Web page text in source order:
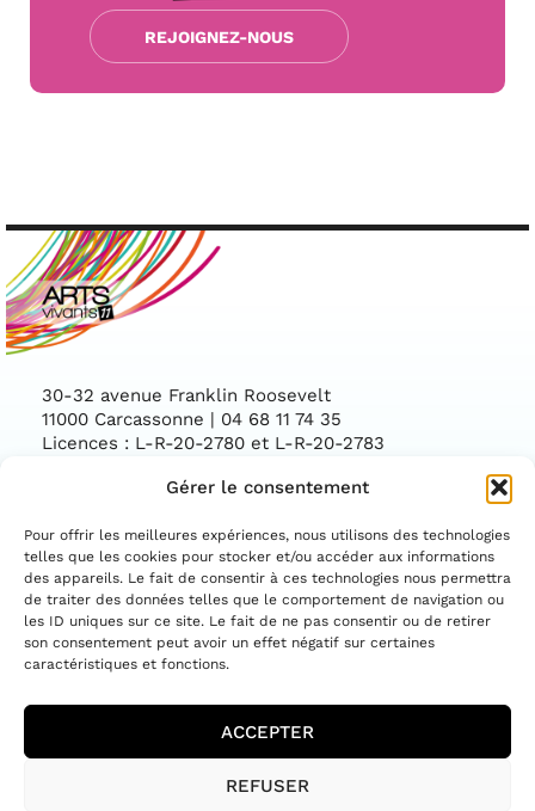
Gérer le consentement
Pour offrir les meilleures expériences, nous utilisons des technologies
telles que les cookies pour stocker et/ou accéder aux informations
des appareils. Le fait de consentir à ces technologies nous permettra
de traiter des données telles que le comportement de navigation ou
les ID uniques sur ce site. Le fait de ne pas consentir ou de retirer
son consentement peut avoir un effet négatif sur certaines
caractéristiques et fonctions.
ACCEPTER
REFUSER
REJOIGNEZ-NOUS
30-32 avenue Franklin Roosevelt
11000 Carcassonne | 04 68 11 74 35
Licences : L-R-20-2780 et L-R-20-2783
Facebook
ASSOCIATION CONVENTIONNÉE PAR LE
DÉPARTEMENT DE L'AUDE ET LA DIRECTION
RÉGIONALE DES AFFAIRES CULTURELLES
POLITIQUE DE COOKIES (UE)